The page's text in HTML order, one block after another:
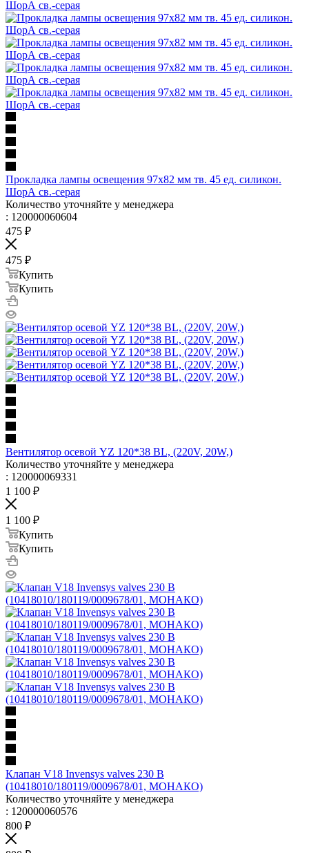
Прокладка лампы освещения 97х82 мм тв. 45 ед. силикон.
ШорА св.-серая
Количество уточняйте у менеджера
: 120000060604
475 ₽
475 ₽
Купить
Купить
Вентилятор осевой YZ 120*38 BL, (220V, 20W,)
Количество уточняйте у менеджера
: 120000069331
1 100 ₽
1 100 ₽
Купить
Купить
Клапан V18 Invensys valves 230 В
(10418010/180119/0009678/01, МОНАКО)
Количество уточняйте у менеджера
: 120000060576
800 ₽